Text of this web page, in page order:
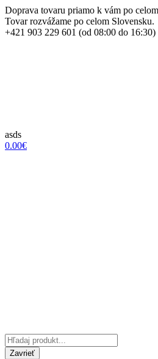
Doprava tovaru priamo k vám po
Tovar rozvážame po celom Slovensku.
+421 903 229 601 (od 08:00 do 16:30)
asds
0.00€
Zavrieť